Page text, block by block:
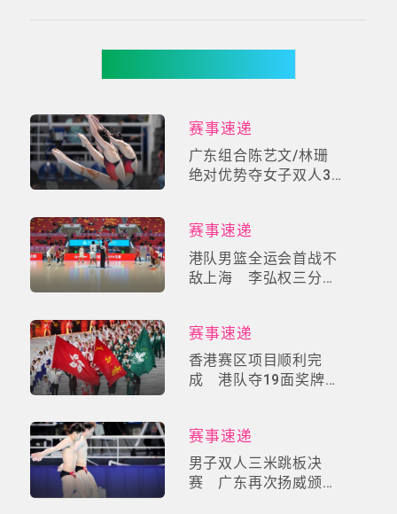
赛事速递
广东组合陈艺文/林珊
绝对优势夺女子双人3
赛事速递
港队男篮全运会首战不
敌上海 李弘权三分雨
赛事速递
香港赛区项目顺利完
成 港队夺19面奖牌创
赛事速递
男子双人三米跳板决
赛 广东再次扬威颁奖